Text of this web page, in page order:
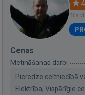
Bija
Cenas
Metināšanas darbi
Pieredze celtniecībā
Elektrība, Vispārīgie